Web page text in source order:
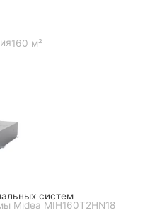
160 м²
систем
Midea MIH160T2HN18